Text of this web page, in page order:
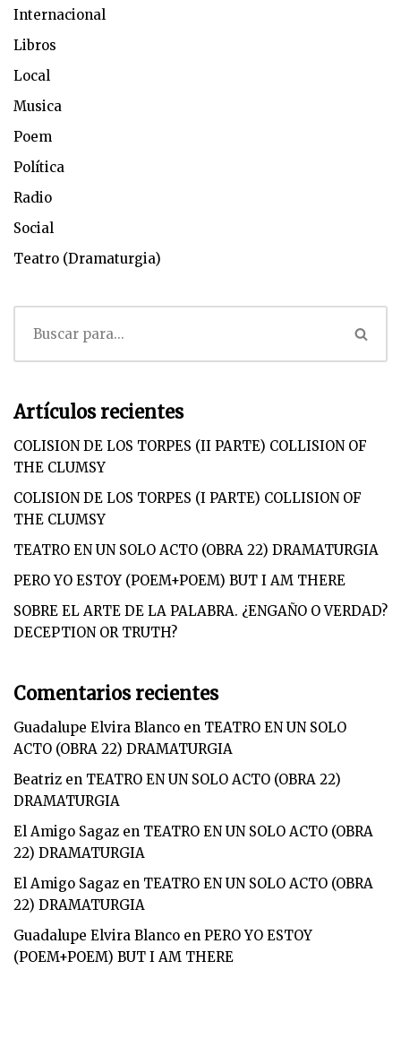
Internacional
Libros
Local
Musica
Poem
Política
Radio
Social
Teatro (Dramaturgia)
Artículos recientes
COLISION DE LOS TORPES (II PARTE) COLLISION OF
THE CLUMSY
COLISION DE LOS TORPES (I PARTE) COLLISION OF
THE CLUMSY
TEATRO EN UN SOLO ACTO (OBRA 22) DRAMATURGIA
PERO YO ESTOY (POEM+POEM) BUT I AM THERE
SOBRE EL ARTE DE LA PALABRA. ¿ENGAÑO O VERDAD?
DECEPTION OR TRUTH?
Comentarios recientes
Guadalupe Elvira Blanco en TEATRO EN UN SOLO
ACTO (OBRA 22) DRAMATURGIA
Beatriz en TEATRO EN UN SOLO ACTO (OBRA 22)
DRAMATURGIA
El Amigo Sagaz en TEATRO EN UN SOLO ACTO (OBRA
22) DRAMATURGIA
El Amigo Sagaz en TEATRO EN UN SOLO ACTO (OBRA
22) DRAMATURGIA
Guadalupe Elvira Blanco en PERO YO ESTOY
(POEM+POEM) BUT I AM THERE